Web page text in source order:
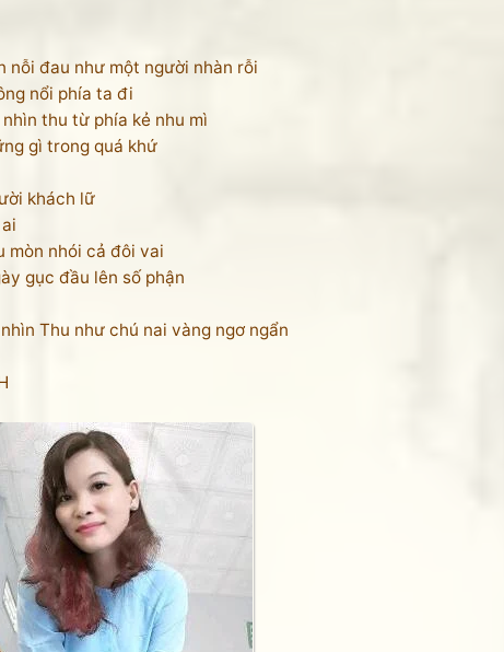
nỗi đau như một người nhàn rỗi
nổi phía ta đi
thu từ phía kẻ nhu mì
gì trong quá khứ
khách lữ
mòn nhói cả đôi vai
gục đầu lên số phận
Thu như chú nai vàng ngơ ngẩn